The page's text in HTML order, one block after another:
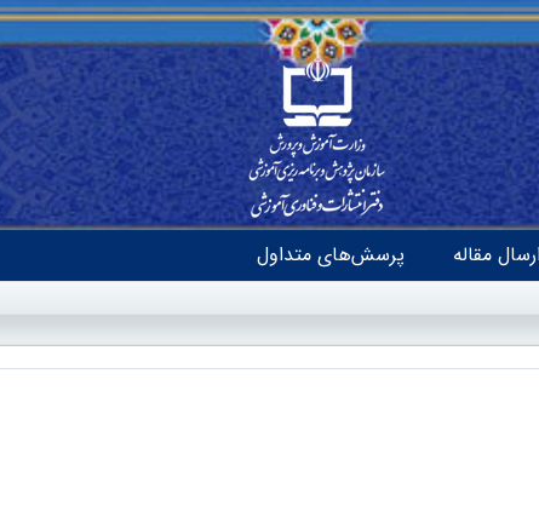
ارسال مقاله پرسش‌های متداول